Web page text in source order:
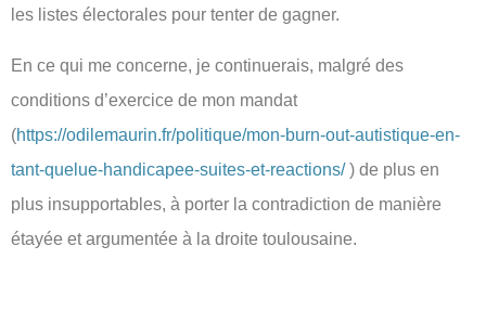
les listes électorales pour tenter de gagner.
En ce qui me concerne, je continuerais, malgré des
conditions d’exercice de mon mandat
(https://odilemaurin.fr/politique/mon-burn-out-autistique-en-
tant-quelue-handicapee-suites-et-reactions/) de plus en
plus insupportables, à porter la contradiction de manière
étayée et argumentée à la droite toulousaine.